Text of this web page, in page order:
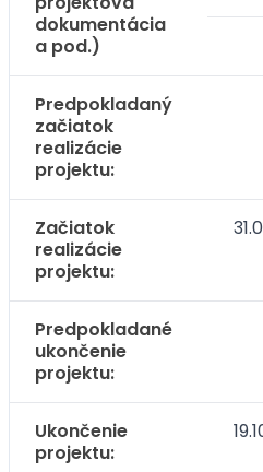
dokumentácia
a pod.)
Predpokladaný
začiatok
realizácie
projektu:
Začiatok
realizácie
projektu:
Predpokladané
ukončenie
projektu:
Ukončenie
projektu: